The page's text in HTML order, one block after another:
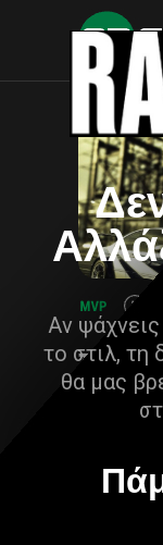
Αν
το στιλ, τη
θα μας